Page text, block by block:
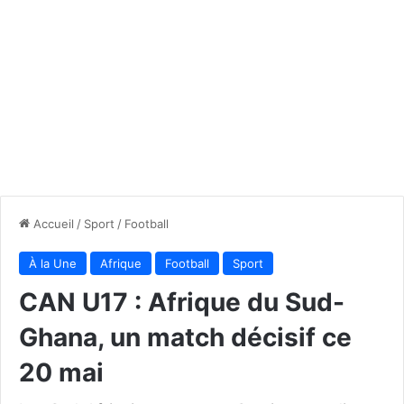
Accueil / Sport / Football
À la Une Afrique Football Sport
CAN U17 : Afrique du Sud-
Ghana, un match décisif ce
20 mai